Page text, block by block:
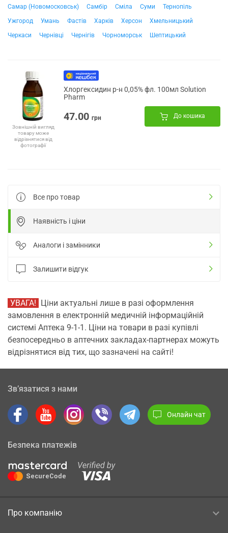
Самар (Новомосковськ)
Самбір Сміла Суми
Тернопіль
Ужгород
Умань Фастів Харків Херсон
Хмельницький
Черкаси
Чернівці Чернігів Чорноморськ Шептицький
Зовнішній вигляд
товару може
відрізнятися від
фотографії
Хлоргексидин р-н 0,05% фл. 100мл Solution
Pharm
47.00 грн До кошика
Все про товар
Наявність і ціни
Аналоги і замінники
Залишити відгук
УВАГА! Ціни актуальні лише в разі оформлення
замовлення в електронній медичній інформаційній
системі Аптека 9-1-1. Ціни на товари в разі купівлі
безпосередньо в аптечних закладах-партнерах можуть
відрізнятися від тих, що зазначені на сайті!
Зв’язатися з нами
Онлайн чат
Безпека платежів
Про компанію